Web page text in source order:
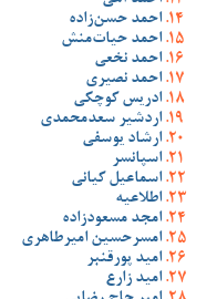
احمد حسن‌زاده
احمد حیات‌منش
احمد نخعی
احمد نصیری
ادریس کوچکی
اردشیر سعدمحمدی
ارشاد یوسفی
اسپانسر
اسماعیل کیانی
اطلاعیه
امجد مسعودزاده
امسرحسین امیرطاهری
امید پورقنبر
امید زارع